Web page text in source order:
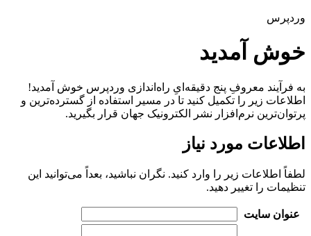
وردپرس
خوش آمدید
به فرآیند معروفِ پنج دقیقه‌ایِ راه‌اندازی وردپرس خوش آمدید!
اطلاعات زیر را تکمیل کنید تا در مسیر استفاده از گسترده‌ترین و
پرتوان‌ترین نرم‌افزار نشر الکترونیک جهان قرار بگیرید.
اطلاعات مورد نیاز
لطفاً اطلاعات زیر را وارد کنید. نگران نباشید، بعداً می‌توانید این
تنظیمات را تغییر دهید.
عنوان سایت